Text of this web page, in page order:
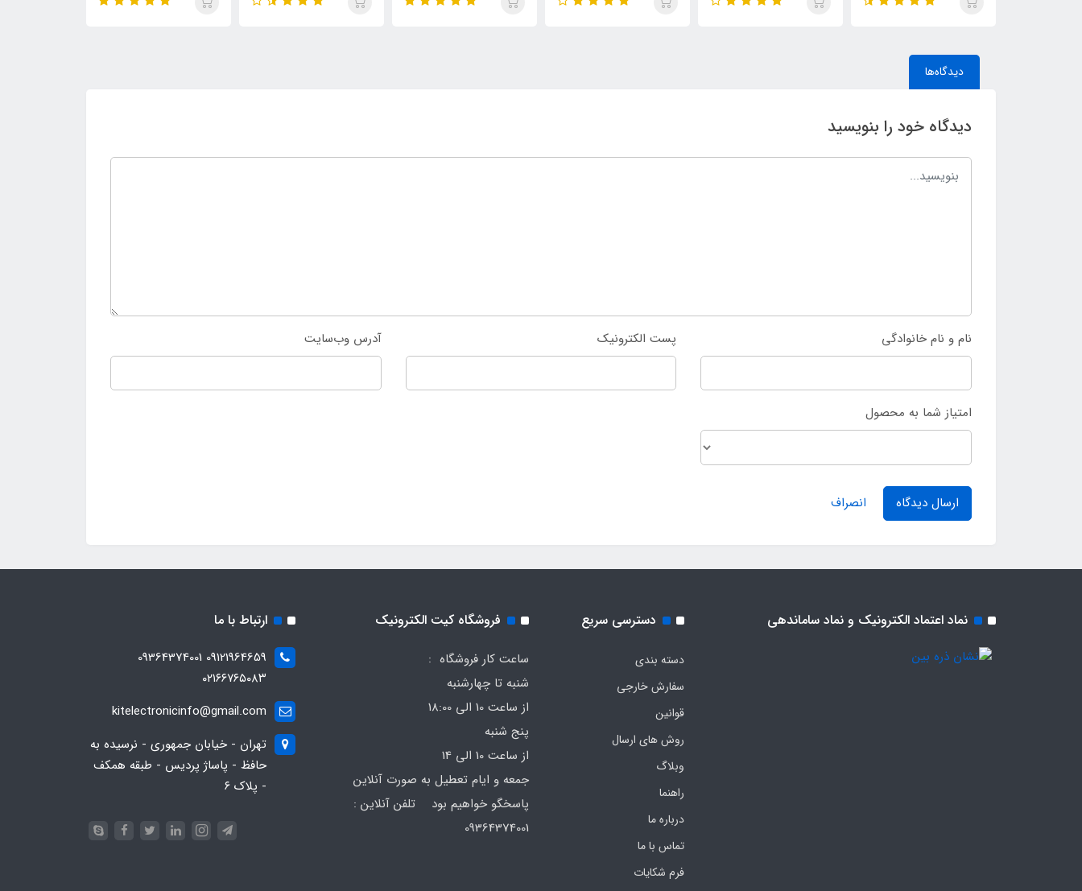
دیدگاه‌ها
دیدگاه خود را بنویسید
نام و نام خانوادگی پست الکترونیک آدرس وب‌سایت
امتیاز شما به محصول
ارسال دیدگاه انصراف
نماد اعتماد الکترونیک و نماد ساماندهی دسترسی سریع
دسته بندی
سفارش خارجی
قوانین
روش های ارسال
وبلاگ
راهنما
درباره ما
تماس با ما
فرم‌ شکایات
فروشگاه کیت الکترونیک
ساعت کار فروشگاه :
شنبه تا چهارشنبه
از ساعت 10 الی 18:00
پنج شنبه
از ساعت 10 الی 14
جمعه و ایام تعطیل به صورت آنلاین
پاسخگو خواهیم بود تلفن آنلاین :
ارتباط با ما
09121964659 09364374001
۰۲۱۶۶۷۶۵۰۸۳
kitelectronicinfo@gmail.com
تهران - خیابان جمهوری - نرسیده به
حافظ - پاساژ پردیس - طبقه همکف
- پلاک ۶